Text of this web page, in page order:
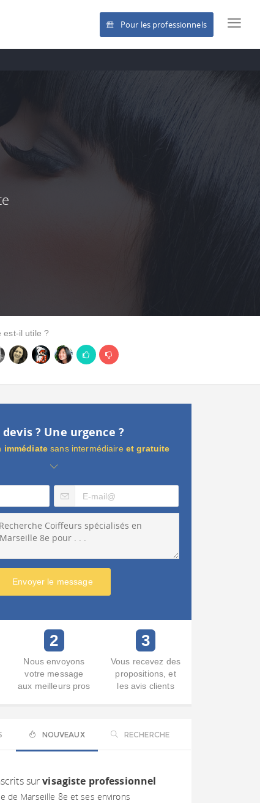
Pour les professionnels
est-il utile ?
devis ? Une urgence ?
immédiate sans intermédiaire et gratuite
Envoyer le message
2
Nous envoyons
votre message
aux meilleurs pros
3
Vous recevez des
propositions, et
les avis clients
NOUVEAUX RECHERCHE
survisagiste professionnel
de Marseille 8e et ses environs